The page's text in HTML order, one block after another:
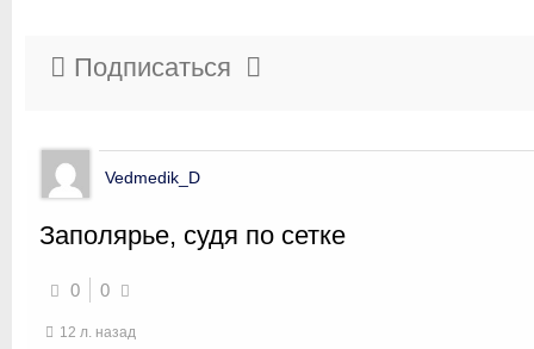
Подписаться
Vedmedik_D
Заполярье, судя по сетке
0 0
12 л. назад